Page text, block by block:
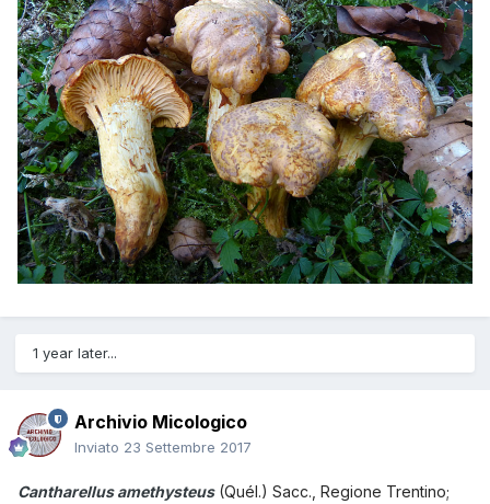
1 year later...
Archivio Micologico
Inviato 23 Settembre 2017
Cantharellus amethysteus (Quél.) Sacc., Regione Trentino;